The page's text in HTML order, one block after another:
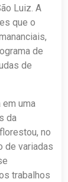
Luiz. A
que o
de
de
uma
da
no
de variadas
trabalhos